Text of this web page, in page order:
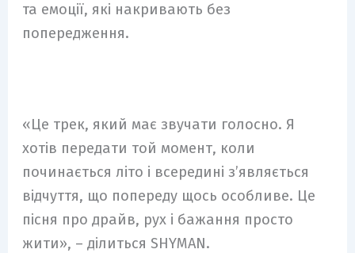
та емоції, які накривають без
попередження.
«Це трек, який має звучати голосно. Я
хотів передати той момент, коли
починається літо і всередині з’являється
відчуття, що попереду щось особливе. Це
пісня про драйв, рух і бажання просто
жити», – ділиться SHYMAN.